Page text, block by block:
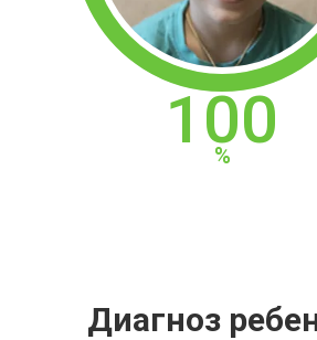
100
Диагноз